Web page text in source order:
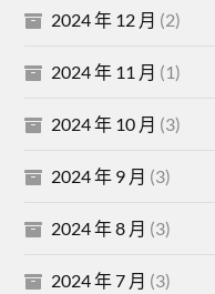
2024 年 12 月 (2)
2024 年 11 月 (1)
2024 年 10 月 (3)
2024 年 9 月 (3)
2024 年 8 月 (3)
2024 年 7 月 (3)